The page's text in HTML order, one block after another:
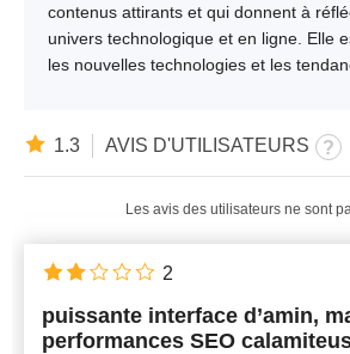
contenus attirants et qui donnent à
univers technologique et en ligne. Elle
les nouvelles technologies et les
1.3 AVIS D'UTILISATEURS
Les avis des utilisateurs ne sont
Nouveautés
puissante interface d’amin,
performances SEO
2